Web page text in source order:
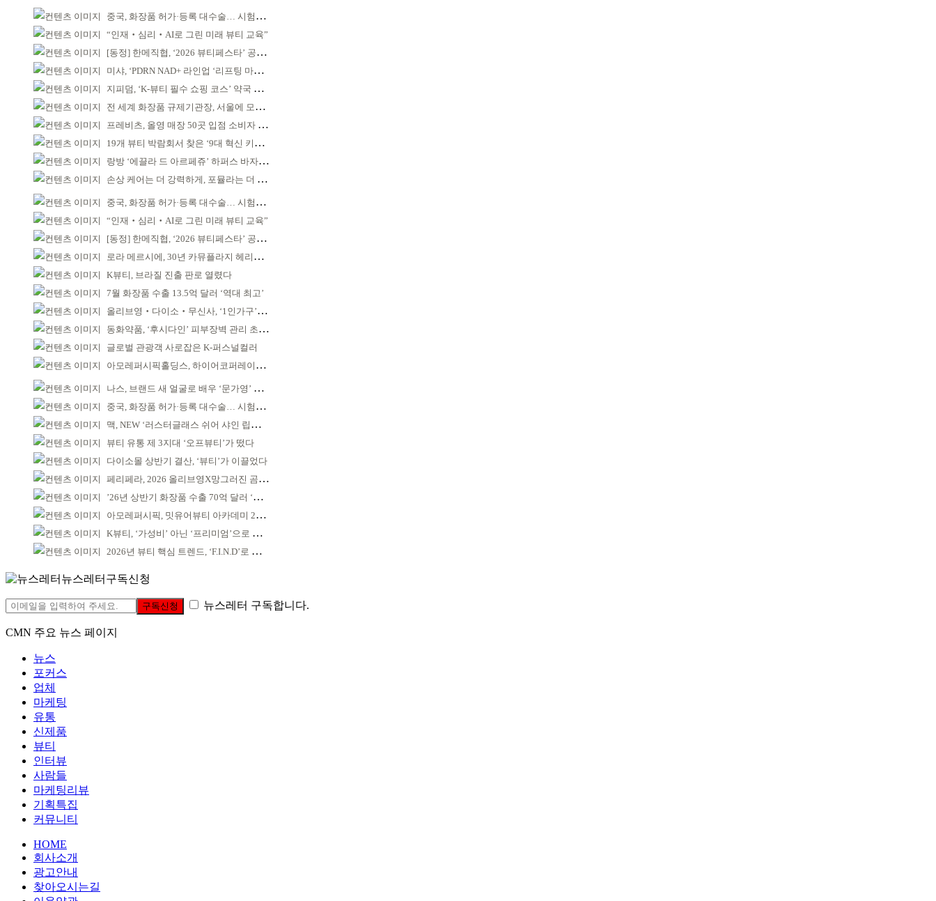
중국, 화장품 허가·등록 대수술… 시험자료 공용 허용
“인재‧심리‧AI로 그린 미래 뷰티 교육”
[동정] 한메직협, ‘2026 뷰티페스타’ 공동 주최
미샤, ‘PDRN NAD+ 라인업 ‘리프팅 마스크’ 출시
지피덤, ‘K-뷰티 필수 쇼핑 코스’ 약국 공략
전 세계 화장품 규제기관장, 서울에 모인다
프레비츠, 올영 매장 50곳 입점 소비자 접점 강화
19개 뷰티 박람회서 찾은 ‘9대 혁신 키워드’
랑방 ‘에끌라 드 아르페쥬’ 하퍼스 바자 화보 공개
손상 케어는 더 강력하게, 포뮬라는 더 산뜻하게!
중국, 화장품 허가·등록 대수술… 시험자료 공용 허용
“인재‧심리‧AI로 그린 미래 뷰티 교육”
[동정] 한메직협, ‘2026 뷰티페스타’ 공동 주최
로라 메르시에, 30년 카뮤플라지 헤리티지 담아
K뷰티, 브라질 진출 판로 열렸다
7월 화장품 수출 13.5억 달러 ‘역대 최고’
올리브영‧다이소‧무신사, ‘1인가구’가 이끈다
동화약품, ‘후시다인’ 피부장벽 관리 초점 ‘리브랜딩’
글로벌 관광객 사로잡은 K-퍼스널컬러
아모레퍼시픽홀딩스, 하이어코퍼레이션과 투자계약
나스, 브랜드 새 얼굴로 배우 ‘문가영’ 발탁
중국, 화장품 허가·등록 대수술… 시험자료 공용 허용
맥, NEW ‘러스터글래스 쉬어 샤인 립스틱’ 출시
뷰티 유통 제 3지대 ‘오프뷰티’가 떴다
다이소몰 상반기 결산, ‘뷰티’가 이끌었다
페리페라, 2026 올리브영X망그러진 곰 콜라보
’26년 상반기 화장품 수출 70억 달러 ‘역대 최고’
아모레퍼시픽, 밋유어뷰티 아카데미 2기 발대식
K뷰티, ‘가성비’ 아닌 ‘프리미엄’으로 승부걸어야
2026년 뷰티 핵심 트렌드, ‘F.I.N.D’로 읽는다
뉴스레터구독신청
구독신청 뉴스레터 구독합니다.
CMN 주요 뉴스 페이지
뉴스
포커스
업체
마케팅
유통
신제품
뷰티
인터뷰
사람들
마케팅리뷰
기획특집
커뮤니티
HOME
회사소개
광고안내
찾아오시는길